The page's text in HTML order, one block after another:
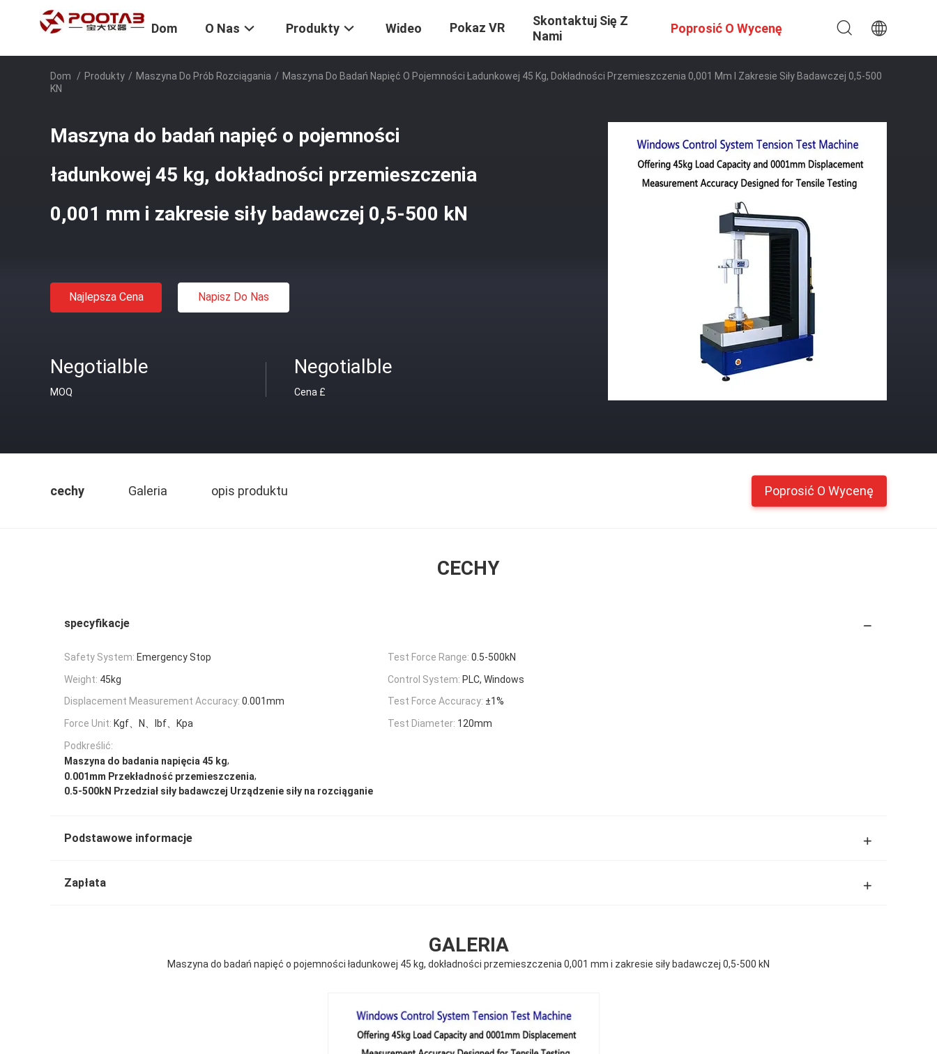
Dom O Nas Produkty Wideo Pokaz VR
Skontaktuj Się Z
Nami
Poprosić O Wycenę
Dom / Produkty / Maszyna Do Prób Rozciągania / Maszyna Do Badań Napięć O Pojemności Ładunkowej 45 Kg, Dokładności Przemieszczenia 0,001 Mm I Zakresie Siły Badawczej 0,5-500
KN
Maszyna do badań napięć o pojemności
ładunkowej 45 kg, dokładności przemieszczenia
0,001 mm i zakresie siły badawczej 0,5-500 kN
Najlepsza Cena Napisz Do Nas
Negotialble
MOQ
Negotialble
Cena £
cechy Galeria opis produktu Poprosić O Wycenę
CECHY
specyfikacje
Safety System: Emergency Stop Test Force Range: 0.5-500kN
Weight: 45kg Control System: PLC, Windows
Displacement Measurement Accuracy: 0.001mm Test Force Accuracy: ±1%
Force Unit: Kgf、N、lbf、Kpa Test Diameter: 120mm
Podkreślić:
Maszyna do badania napięcia 45 kg,
0.001mm Przekładność przemieszczenia,
0.5-500kN Przedział siły badawczej Urządzenie siły na rozciąganie
Podstawowe informacje
Zapłata
GALERIA
Maszyna do badań napięć o pojemności ładunkowej 45 kg, dokładności przemieszczenia 0,001 mm i zakresie siły badawczej 0,5-500 kN